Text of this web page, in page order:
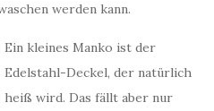
werden kann.
Ein kleines Manko ist der
Edelstahl-Deckel, der natürlich
heiß wird. Das fällt aber nur